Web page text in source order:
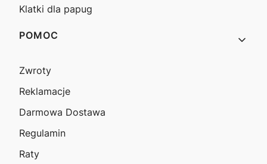
Klatki dla papug
POMOC
Zwroty
Reklamacje
Darmowa Dostawa
Regulamin
Raty